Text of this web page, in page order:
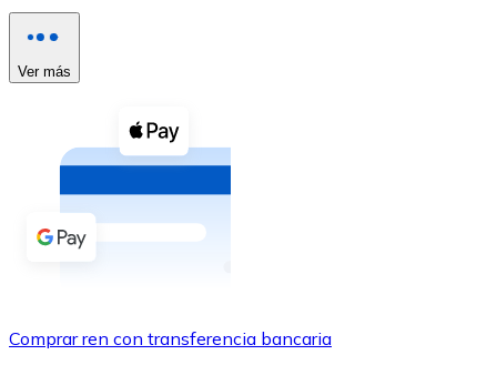
Ver todo
Compra criptomonedas con efectivo en tu tienda más
Comprar con efectivo
Transferencia SEPA
Ver más
Comprar ren con transferencia bancaria